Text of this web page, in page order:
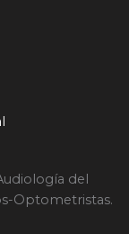
del
Optometristas.